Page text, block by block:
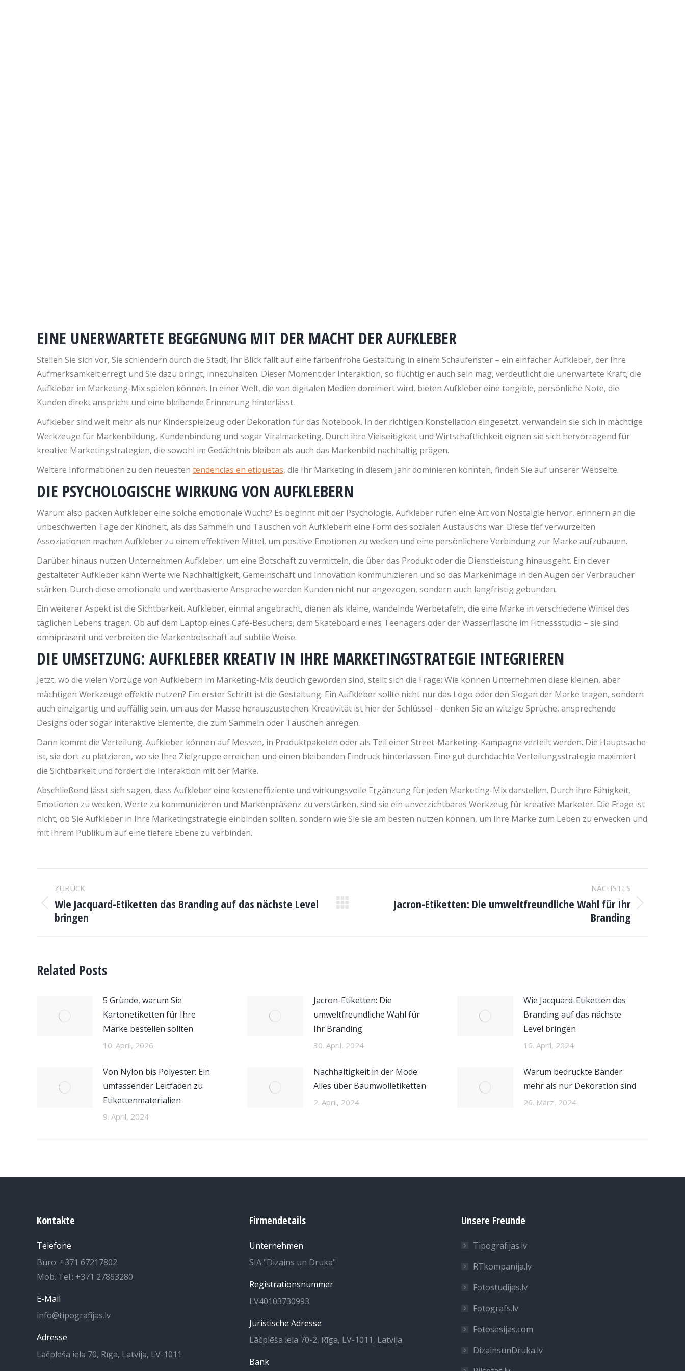
EINE UNERWARTETE BEGEGNUNG MIT DER MACHT DER AUFKLEBER
Stellen Sie sich vor, Sie schlendern durch die Stadt, Ihr Blick fällt auf eine farbenfrohe Gestaltung in einem Schaufenster – ein einfacher Aufkleber, der Ihre
Aufmerksamkeit erregt und Sie dazu bringt, innezuhalten. Dieser Moment der Interaktion, so flüchtig er auch sein mag, verdeutlicht die unerwartete Kraft, die
Aufkleber im Marketing-Mix spielen können. In einer Welt, die von digitalen Medien dominiert wird, bieten Aufkleber eine tangible, persönliche Note, die
Kunden direkt anspricht und eine bleibende Erinnerung hinterlässt.
Aufkleber sind weit mehr als nur Kinderspielzeug oder Dekoration für das Notebook. In der richtigen Konstellation eingesetzt, verwandeln sie sich in mächtige
Werkzeuge für Markenbildung, Kundenbindung und sogar Viralmarketing. Durch ihre Vielseitigkeit und Wirtschaftlichkeit eignen sie sich hervorragend für
kreative Marketingstrategien, die sowohl im Gedächtnis bleiben als auch das Markenbild nachhaltig prägen.
Weitere Informationen zu den neuesten tendencias en etiquetas, die Ihr Marketing in diesem Jahr dominieren könnten, finden Sie auf unserer Webseite.
DIE PSYCHOLOGISCHE WIRKUNG VON AUFKLEBERN
Warum also packen Aufkleber eine solche emotionale Wucht? Es beginnt mit der Psychologie. Aufkleber rufen eine Art von Nostalgie hervor, erinnern an die
unbeschwerten Tage der Kindheit, als das Sammeln und Tauschen von Aufklebern eine Form des sozialen Austauschs war. Diese tief verwurzelten
Assoziationen machen Aufkleber zu einem effektiven Mittel, um positive Emotionen zu wecken und eine persönlichere Verbindung zur Marke aufzubauen.
Darüber hinaus nutzen Unternehmen Aufkleber, um eine Botschaft zu vermitteln, die über das Produkt oder die Dienstleistung hinausgeht. Ein clever
gestalteter Aufkleber kann Werte wie Nachhaltigkeit, Gemeinschaft und Innovation kommunizieren und so das Markenimage in den Augen der Verbraucher
stärken. Durch diese emotionale und wertbasierte Ansprache werden Kunden nicht nur angezogen, sondern auch langfristig gebunden.
Ein weiterer Aspekt ist die Sichtbarkeit. Aufkleber, einmal angebracht, dienen als kleine, wandelnde Werbetafeln, die eine Marke in verschiedene Winkel des
täglichen Lebens tragen. Ob auf dem Laptop eines Café-Besuchers, dem Skateboard eines Teenagers oder der Wasserflasche im Fitnessstudio – sie sind
omnipräsent und verbreiten die Markenbotschaft auf subtile Weise.
DIE UMSETZUNG: AUFKLEBER KREATIV IN IHRE MARKETINGSTRATEGIE INTEGRIEREN
Jetzt, wo die vielen Vorzüge von Aufklebern im Marketing-Mix deutlich geworden sind, stellt sich die Frage: Wie können Unternehmen diese kleinen, aber
mächtigen Werkzeuge effektiv nutzen? Ein erster Schritt ist die Gestaltung. Ein Aufkleber sollte nicht nur das Logo oder den Slogan der Marke tragen, sondern
auch einzigartig und auffällig sein, um aus der Masse herauszustechen. Kreativität ist hier der Schlüssel – denken Sie an witzige Sprüche, ansprechende
Designs oder sogar interaktive Elemente, die zum Sammeln oder Tauschen anregen.
Dann kommt die Verteilung. Aufkleber können auf Messen, in Produktpaketen oder als Teil einer Street-Marketing-Kampagne verteilt werden. Die Hauptsache
ist, sie dort zu platzieren, wo sie Ihre Zielgruppe erreichen und einen bleibenden Eindruck hinterlassen. Eine gut durchdachte Verteilungsstrategie maximiert
die Sichtbarkeit und fördert die Interaktion mit der Marke.
Abschließend lässt sich sagen, dass Aufkleber eine kosteneffiziente und wirkungsvolle Ergänzung für jeden Marketing-Mix darstellen. Durch ihre Fähigkeit,
Emotionen zu wecken, Werte zu kommunizieren und Markenpräsenz zu verstärken, sind sie ein unverzichtbares Werkzeug für kreative Marketer. Die Frage ist
nicht, ob Sie Aufkleber in Ihre Marketingstrategie einbinden sollten, sondern wie Sie sie am besten nutzen können, um Ihre Marke zum Leben zu erwecken und
mit Ihrem Publikum auf eine tiefere Ebene zu verbinden.
ZURÜCK
Vorheriger
Beitrag:
Wie Jacquard-Etiketten das Branding auf das nächste Level
bringen
NÄCHSTES
NächsterJacron-Etiketten: Die umweltfreundliche Wahl für Ihr
Branding
Related Posts
5 Gründe, warum Sie
Kartonetiketten für Ihre
Marke bestellen sollten
10. April, 2026
Jacron-Etiketten: Die
umweltfreundliche Wahl für
Ihr Branding
30. April, 2024
Wie Jacquard-Etiketten das
Branding auf das nächste
Level bringen
16. April, 2024
Von Nylon bis Polyester: Ein
umfassender Leitfaden zu
Etikettenmaterialien
9. April, 2024
Nachhaltigkeit in der Mode:
Alles über Baumwolletiketten
2. April, 2024
Warum bedruckte Bänder
mehr als nur Dekoration sind
26. März, 2024
Kontakte
Telefone
Büro: +371 67217802
Mob. Tel.: +371 27863280
E-Mail
info@tipografijas.lv
Adresse
Lāčplēša iela 70, Rīga, Latvija, LV-1011
Firmendetails
Unternehmen
SIA "Dizains un Druka"
Registrationsnummer
LV40103730993
Juristische Adresse
Lāčplēša iela 70-2, Rīga, LV-1011, Latvija
Bank
Unsere Freunde
Tipografijas.lv
RTkompanija.lv
Fotostudijas.lv
Fotografs.lv
Fotosesijas.com
DizainsunDruka.lv